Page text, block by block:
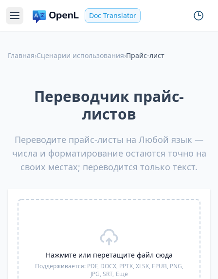
Doc Translator
Главная›Сценарии использования›Прайс-лист
Переводчик прайс-
листов
Переводите прайс-листы на Любой язык —
числа и форматирование остаются точно на
своих местах; переводится только текст.
Нажмите или перетащите файл сюда
Поддерживается: PDF, DOCX, PPTX, XLSX, EPUB, PNG,
JPG, SRT, Еще